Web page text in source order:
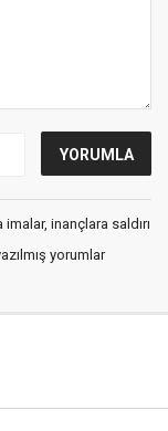
inançlara saldırı
yorumlar